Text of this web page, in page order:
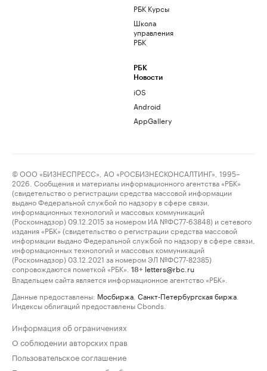
РБК Курсы
Школа
управления
РБК
РБК
Новости
iOS
Android
AppGallery
© ООО «БИЗНЕСПРЕСС», АО «РОСБИЗНЕСКОНСАЛТИНГ», 1995–
2026. Сообщения и материалы информационного агентства «РБК»
(свидетельство о регистрации средства массовой информации
выдано Федеральной службой по надзору в сфере связи,
информационных технологий и массовых коммуникаций
(Роскомнадзор) 09.12.2015 за номером ИА №ФС77-63848) и сетевого
издания «РБК» (свидетельство о регистрации средства массовой
информации выдано Федеральной службой по надзору в сфере связи,
информационных технологий и массовых коммуникаций
(Роскомнадзор) 03.12.2021 за номером ЭЛ №ФС77-82385)
сопровождаются пометкой «РБК».
18+ letters@rbc.ru
Владельцем сайта является информационное агентство «РБК».
Данные предоставлены: Мосбиржа Санкт-Петербургская биржа
Индексы облигаций предоставлены Cbonds.
Информация об ограничениях
О соблюдении авторских прав
Пользовательское соглашение